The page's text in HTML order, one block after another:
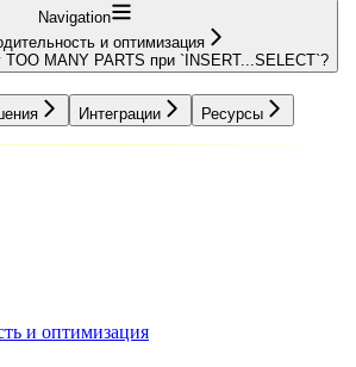
Navigation
и оптимизация
TOO MANY PARTS при `INSERT...SELECT`?
Интеграции Ресурсы
и оптимизация